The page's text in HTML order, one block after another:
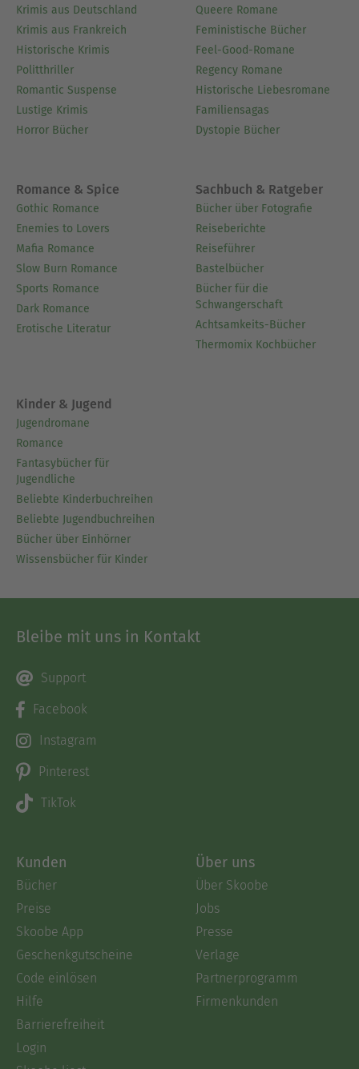
Krimis aus Deutschland
Krimis aus Frankreich
Historische Krimis
Politthriller
Romantic Suspense
Lustige Krimis
Horror Bücher
Queere Romane
Feministische Bücher
Feel-Good-Romane
Regency Romane
Historische Liebesromane
Familiensagas
Dystopie Bücher
Romance & Spice
Gothic Romance
Enemies to Lovers
Mafia Romance
Slow Burn Romance
Sports Romance
Dark Romance
Erotische Literatur
Sachbuch & Ratgeber
Bücher über Fotografie
Reiseberichte
Reiseführer
Bastelbücher
Bücher für die
Schwangerschaft
Achtsamkeits-Bücher
Thermomix Kochbücher
Kinder & Jugend
Jugendromane
Romance
Fantasybücher für
Jugendliche
Beliebte Kinderbuchreihen
Beliebte Jugendbuchreihen
Bücher über Einhörner
Wissensbücher für Kinder
Bleibe mit uns in Kontakt
Support
Facebook
Instagram
Pinterest
TikTok
Kunden
Bücher
Preise
Skoobe App
Geschenkgutscheine
Code einlösen
Hilfe
Barrierefreiheit
Login
Über uns
Über Skoobe
Jobs
Presse
Verlage
Partnerprogramm
Firmenkunden